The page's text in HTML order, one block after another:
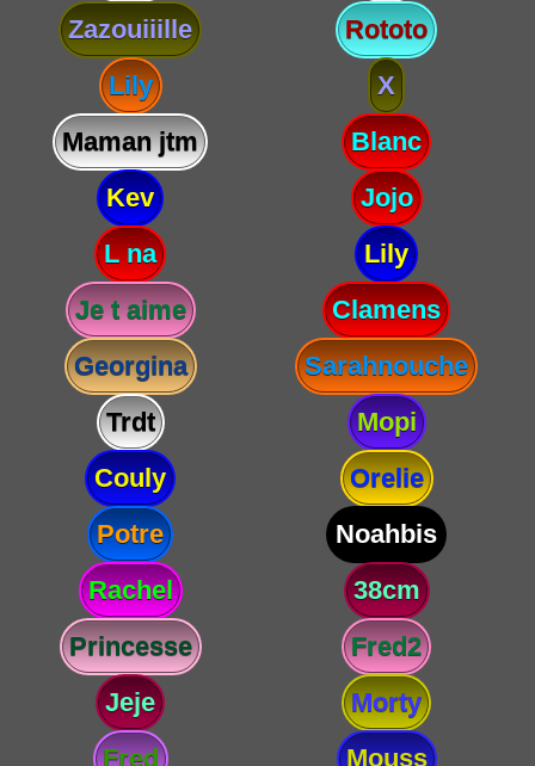
Zazouiiille
Rototo
Lily
X
Maman jtm
Blanc
Kev
Jojo
L na
Lily
Je t aime
Clamens
Georgina
Sarahnouche
Trdt
Mopi
Couly
Orelie
Potre
Noahbis
Rachel
38cm
Princesse
Fred2
Jeje
Morty
Fred
Mouss